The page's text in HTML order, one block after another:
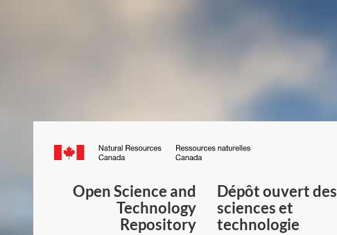
Canada.ca
du
Canada
Open Science and
Technology
Repository
Dépôt ouvert des
sciences et
technologie